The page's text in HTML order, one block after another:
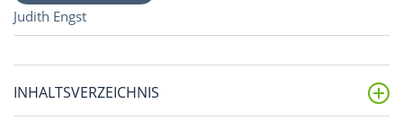
Judith Engst
INHALTSVERZEICHNIS